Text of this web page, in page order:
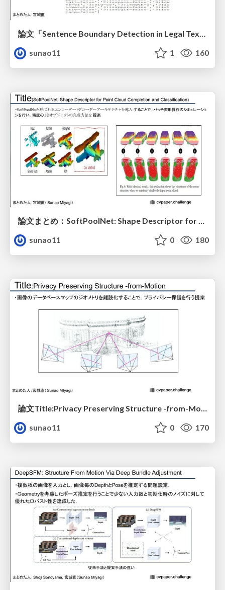
論文「Sentence Boundary Detection in Legal Text」のまとめ
sunao11
1 160
論文まとめ：SoftPoolNet: Shape Descriptor for Point Cloud Completion and Classification
sunao11
0 180
論文Title:Privacy Preserving Structure -from-Motionのまとめ
sunao11
0 170